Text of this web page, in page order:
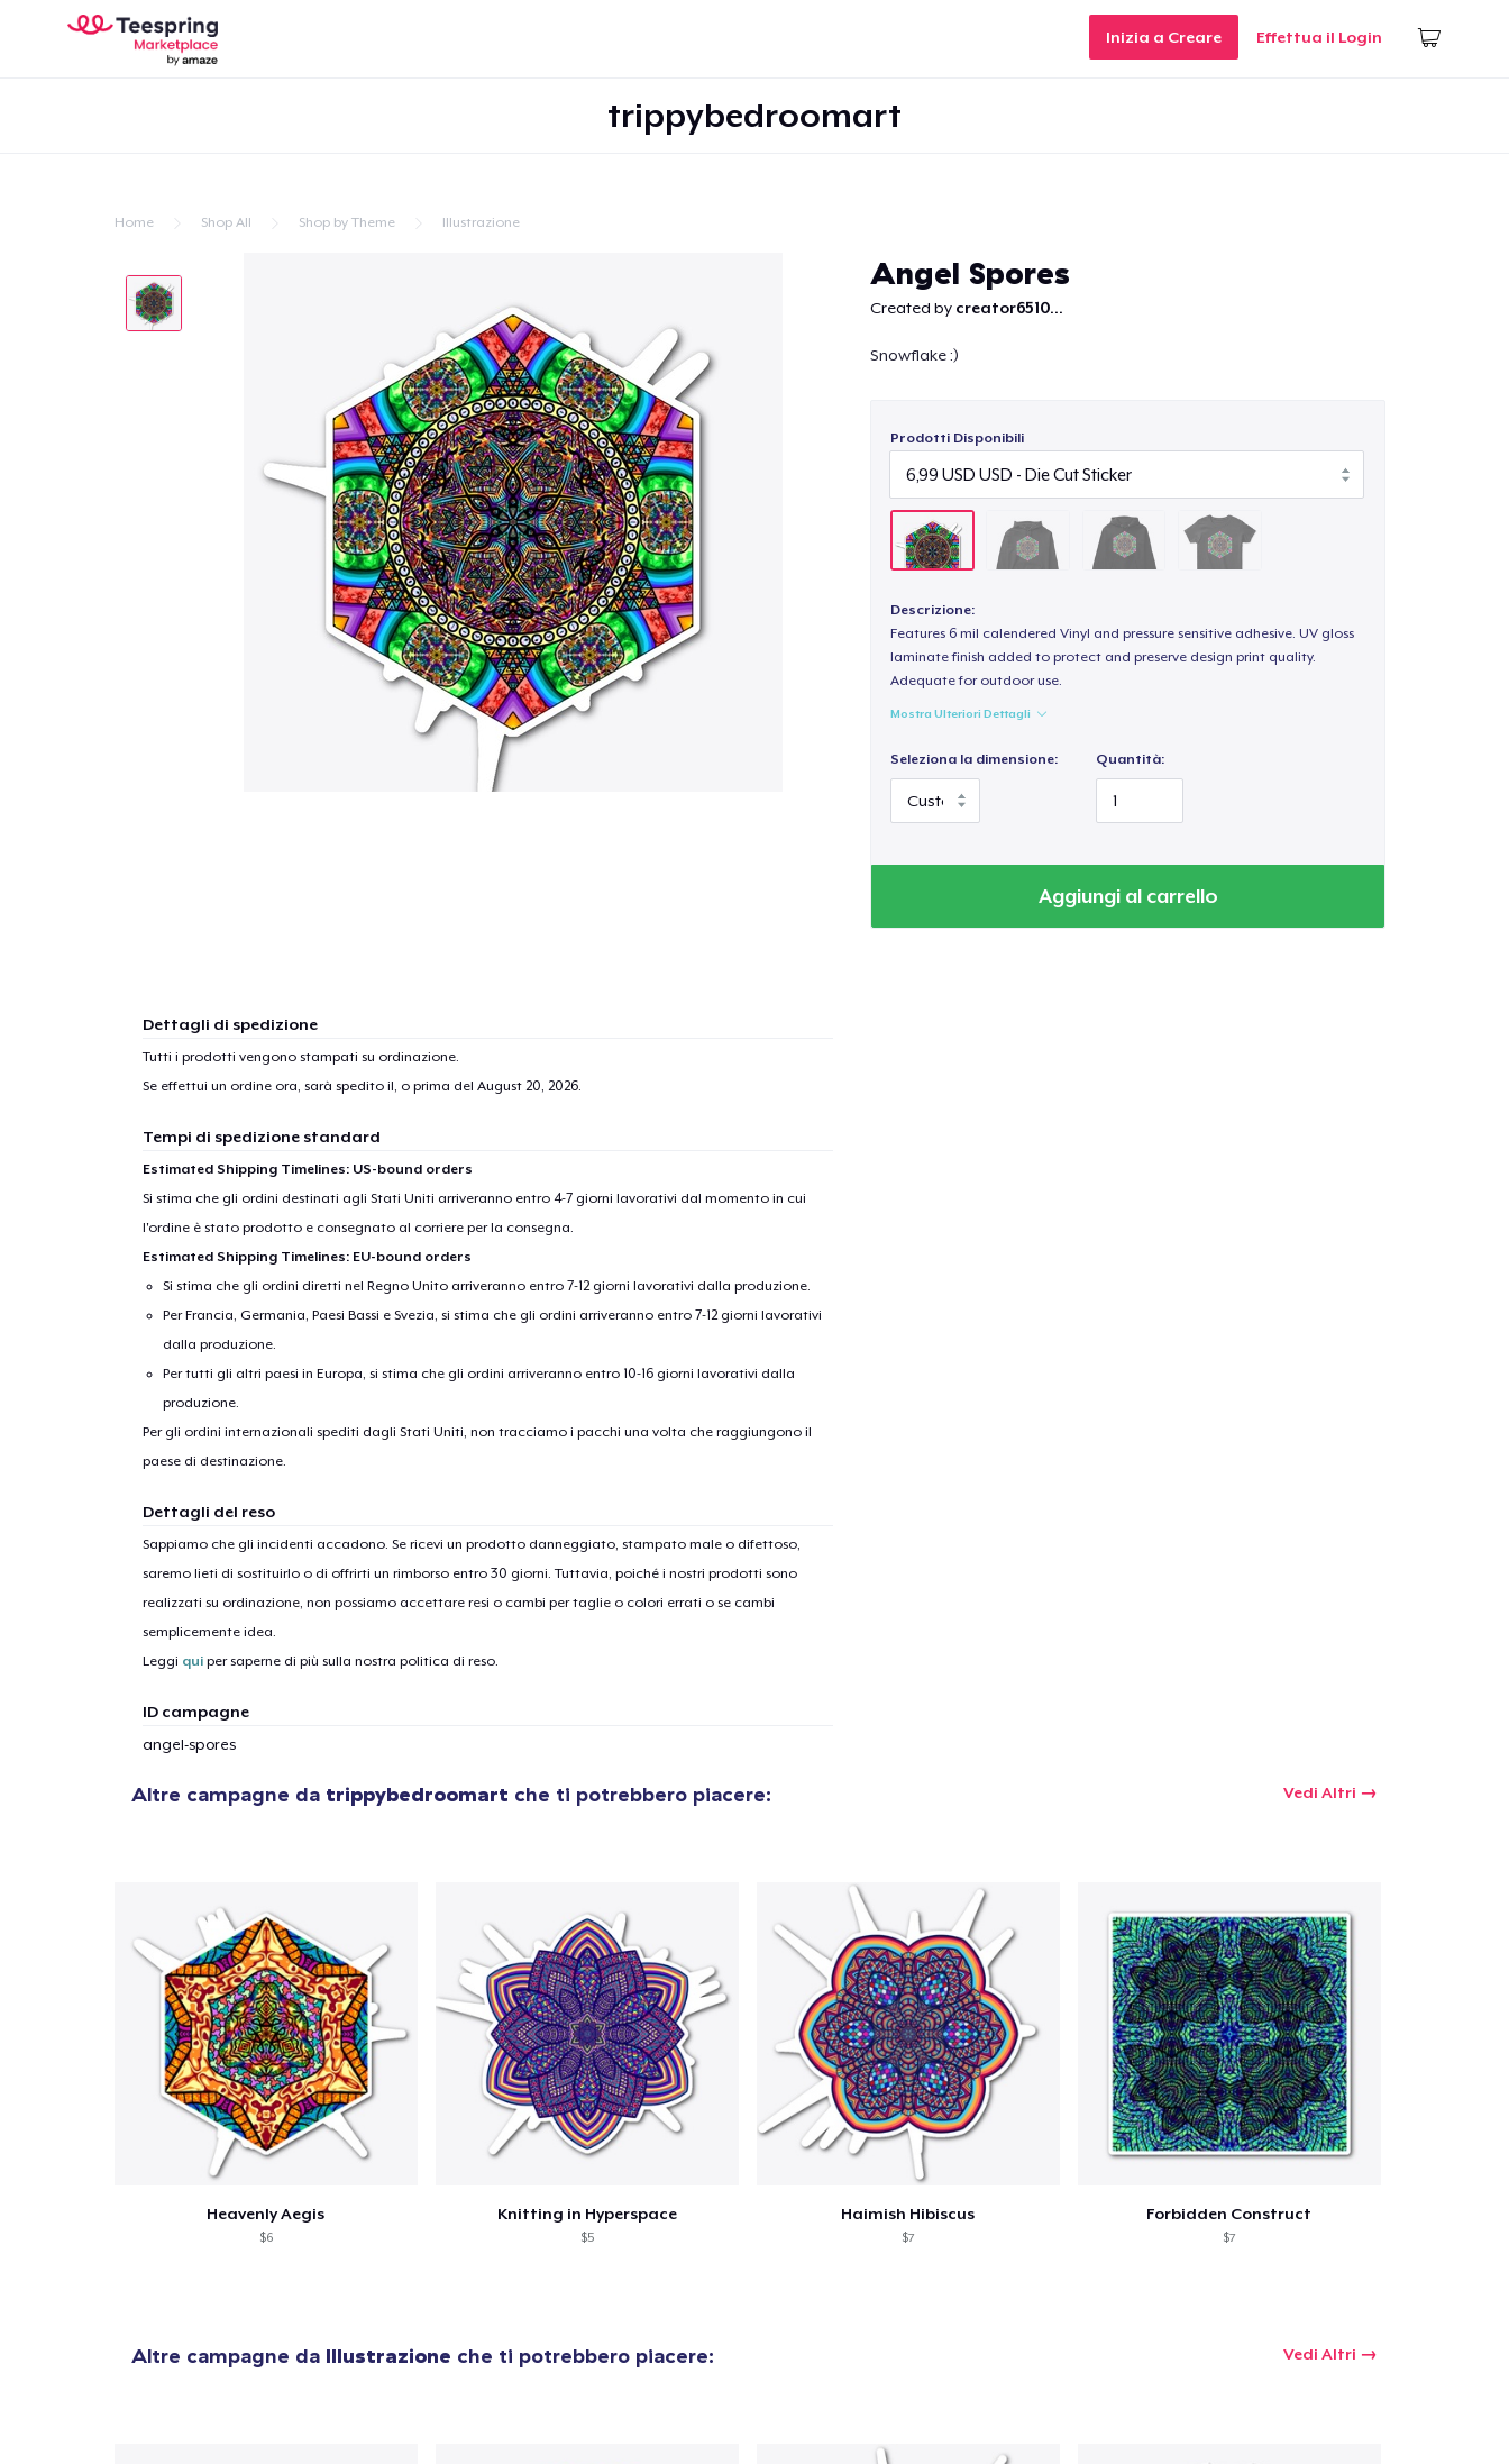
Inizia a Creare Effettua il Login
trippybedroomart
Home Shop All Shop by Theme Illustrazione
Angel Spores
Created by creator6510...
Snowflake :)
Prodotti Disponibili
Descrizione:
Features 6 mil calendered Vinyl and pressure sensitive adhesive. UV gloss
laminate finish added to protect and preserve design print quality.
Adequate for outdoor use.
Mostra Ulteriori Dettagli
Seleziona la dimensione: Quantità:
Aggiungi al carrello
Dettagli di spedizione
Tutti i prodotti vengono stampati su ordinazione.
Se effettui un ordine ora, sarà spedito il, o prima del August 20, 2026.
Tempi di spedizione standard
Estimated Shipping Timelines: US-bound orders
Si stima che gli ordini destinati agli Stati Uniti arriveranno entro 4-7 giorni lavorativi dal momento in cui
l'ordine è stato prodotto e consegnato al corriere per la consegna.
Estimated Shipping Timelines: EU-bound orders
Si stima che gli ordini diretti nel Regno Unito arriveranno entro 7-12 giorni lavorativi dalla produzione.
Per Francia, Germania, Paesi Bassi e Svezia, si stima che gli ordini arriveranno entro 7-12 giorni lavorativi
dalla produzione.
Per tutti gli altri paesi in Europa, si stima che gli ordini arriveranno entro 10-16 giorni lavorativi dalla
produzione.
Per gli ordini internazionali spediti dagli Stati Uniti, non tracciamo i pacchi una volta che raggiungono il
paese di destinazione.
Dettagli del reso
Sappiamo che gli incidenti accadono. Se ricevi un prodotto danneggiato, stampato male o difettoso,
saremo lieti di sostituirlo o di offrirti un rimborso entro 30 giorni. Tuttavia, poiché i nostri prodotti sono
realizzati su ordinazione, non possiamo accettare resi o cambi per taglie o colori errati o se cambi
semplicemente idea.
Leggi quiper saperne di più sulla nostra politica di reso.
ID campagne
angel-spores
Altre campagne da trippybedroomart che ti potrebbero piacere: Vedi Altri
Heavenly Aegis
$6
Knitting in Hyperspace
$5
Haimish Hibiscus
$7
Forbidden Construct
$7
Altre campagne da Illustrazione che ti potrebbero piacere: Vedi Altri
articolo aggiunto al